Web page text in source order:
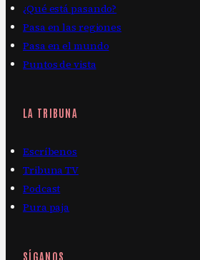
¿Qué está pasando?
Pasa en las regiones
Pasa en el mundo
Puntos de vista
LA TRIBUNA
Escríbenos
Tribuna TV
Podcast
Pura paja
SÍGANOS